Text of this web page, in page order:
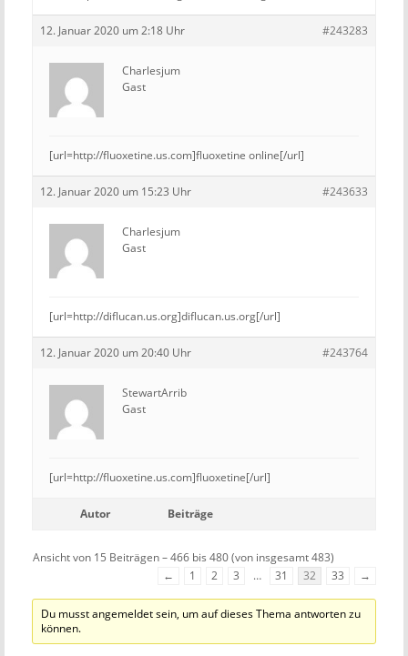
12. Januar 2020 um 2:18 Uhr #243283
Charlesjum
Gast
[url=http://fluoxetine.us.com]fluoxetine online[/url]
12. Januar 2020 um 15:23 Uhr #243633
Charlesjum
Gast
[url=http://diflucan.us.org]diflucan.us.org[/url]
12. Januar 2020 um 20:40 Uhr #243764
StewartArrib
Gast
[url=http://fluoxetine.us.com]fluoxetine[/url]
Autor Beiträge
Ansicht von 15 Beiträgen – 466 bis 480 (von insgesamt 483)
←
1 2 3 … 31 32 33 →
Du musst angemeldet sein, um auf dieses Thema antworten zu
können.